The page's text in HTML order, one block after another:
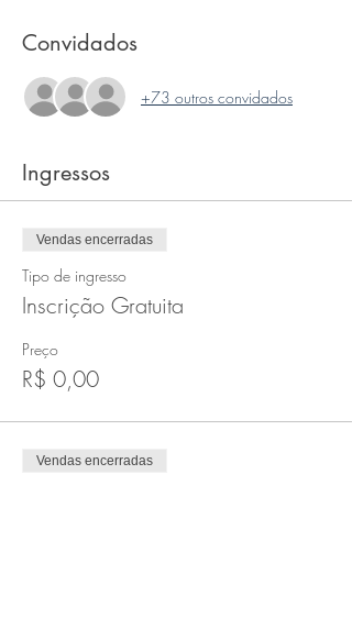
Convidados
+73 outros convidados
Ingressos
Vendas encerradas
Tipo de ingresso
Inscrição Gratuita
Preço
R$ 0,00
Vendas encerradas